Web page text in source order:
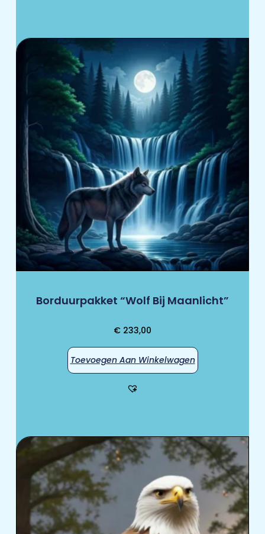
Borduurpakket “Wolf Bij Maanlicht”
€ 233,00
Toevoegen Aan Winkelwagen